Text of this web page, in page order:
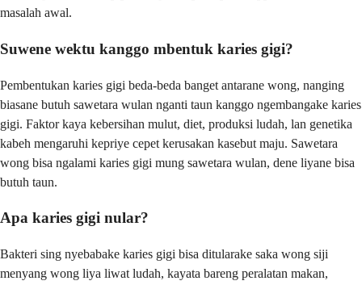
masalah awal.
Suwene wektu kanggo mbentuk karies gigi?
Pembentukan karies gigi beda-beda banget antarane wong, nanging
biasane butuh sawetara wulan nganti taun kanggo ngembangake karies
gigi. Faktor kaya kebersihan mulut, diet, produksi ludah, lan genetika
kabeh mengaruhi kepriye cepet kerusakan kasebut maju. Sawetara
wong bisa ngalami karies gigi mung sawetara wulan, dene liyane bisa
butuh taun.
Apa karies gigi nular?
Bakteri sing nyebabake karies gigi bisa ditularake saka wong siji
menyang wong liya liwat ludah, kayata bareng peralatan makan,